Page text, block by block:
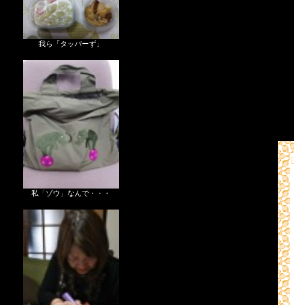
我ら「タッパーず」
私「ゾウ」なんで・・・